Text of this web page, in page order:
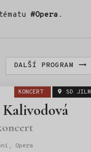
#Opera .
DALŠÍ PROGRAM
KONCERT SD JILM
Opera